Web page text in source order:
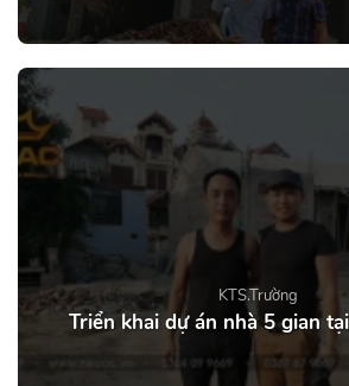
KTS.Trường
Triển khai dự án nhà 5 gian